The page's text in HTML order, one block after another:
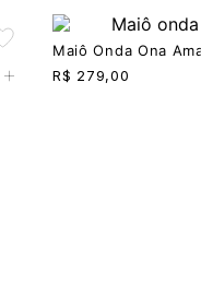
+
Maiô Onda Ona
R$ 279,00